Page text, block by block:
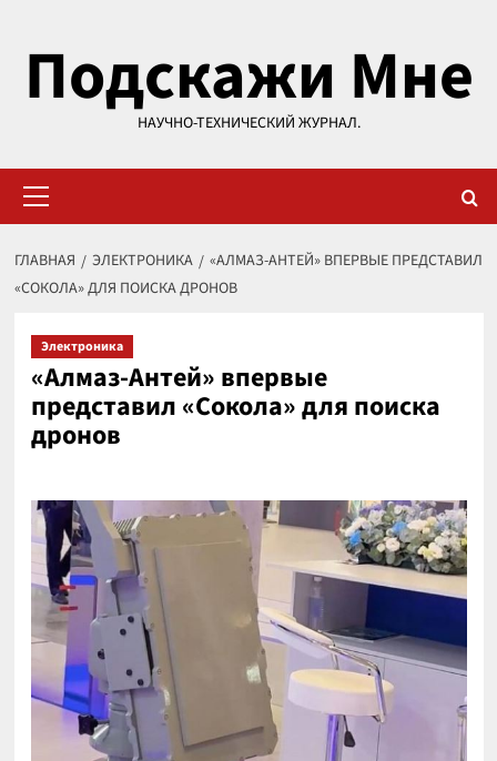
содержимому
Подскажи Мне
НАУЧНО-ТЕХНИЧЕСКИЙ ЖУРНАЛ.
меню
ГЛАВНАЯ ЭЛЕКТРОНИКА
«АЛМАЗ-АНТЕЙ» ВПЕРВЫЕ ПРЕДСТАВИЛ
«СОКОЛА» ДЛЯ ПОИСКА ДРОНОВ
Электроника
«Алмаз-Антей» впервые
представил «Сокола» для поиска
дронов